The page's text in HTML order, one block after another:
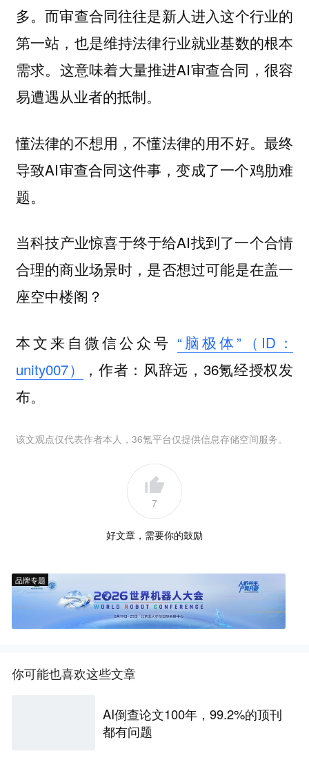
多。而审查合同往往是新人进入这个行业的
第一站，也是维持法律行业就业基数的根本
需求。这意味着大量推进AI审查合同，很容
易遭遇从业者的抵制。
懂法律的不想用，不懂法律的用不好。最终
导致AI审查合同这件事，变成了一个鸡肋难
题。
当科技产业惊喜于终于给AI找到了一个合情
合理的商业场景时，是否想过可能是在盖一
座空中楼阁？
本文来自微信公众号 “脑极体”（ID：
unity007）
，作者：风辞远，36氪经授权发
布。
该文观点仅代表作者本人，36氪平台仅提供信息存储空间服务。
7
好文章，需要你的鼓励
品牌专题
你可能也喜欢这些文章
AI倒查论文100年，99.2%的顶刊
都有问题